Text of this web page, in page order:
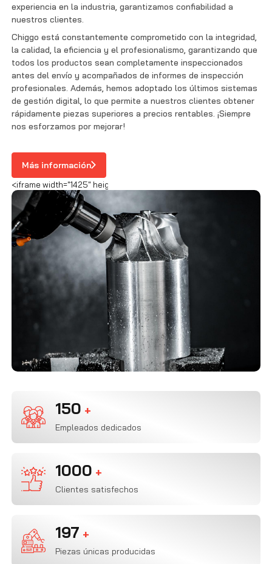
experiencia en la industria, garantizamos confiabilidad a
nuestros clientes.
Chiggo está constantemente comprometido con la integridad,
la calidad, la eficiencia y el profesionalismo, garantizando que
todos los productos sean completamente inspeccionados
antes del envío y acompañados de informes de inspección
profesionales. Además, hemos adoptado los últimos sistemas
de gestión digital, lo que permite a nuestros clientes obtener
rápidamente piezas superiores a precios rentables. ¡Siempre
nos esforzamos por mejorar!
Más información
150 +
Empleados dedicados
1000 +
Clientes satisfechos
200 +
Piezas únicas producidas